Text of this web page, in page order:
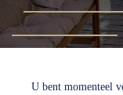
U bent momenteel